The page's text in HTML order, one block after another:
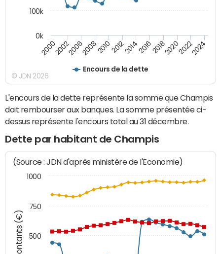
Encours de la dette
200020022006200820102012201420162018202020222024
0k
100k
© JDN 2026
L'encours de la dette représente la somme que Champis
doit rembourser aux banques. La somme présentée ci-
dessus représente l'encours total au 31 décembre.
Dette par habitant de Champis
Montants (€)
(Source : JDN d'après ministère de l'Economie)
1000
500
750